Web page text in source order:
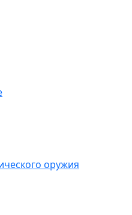
оружия